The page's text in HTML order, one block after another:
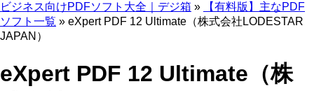
ビジネス向けPDFソフト大全｜デジ箱 »
【有料版】主なPDF
ソフト一覧 » eXpert PDF 12 Ultimate（株式会社LODESTAR
JAPAN）
eXpert PDF 12 Ultimate（株